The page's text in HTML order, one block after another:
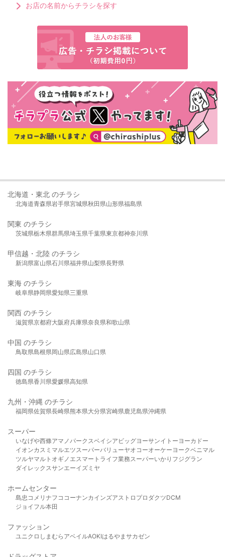
お店の名前からチラシを探す
北海道・東北 のチラシ
北海道青森県岩手県宮城県秋田県山形県福島県
関東 のチラシ
茨城県栃木県群馬県埼玉県千葉県東京都神奈川県
甲信越・北陸 のチラシ
新潟県富山県石川県福井県山梨県長野県
東海 のチラシ
岐阜県静岡県愛知県三重県
関西 のチラシ
滋賀県京都府大阪府兵庫県奈良県和歌山県
中国 のチラシ
鳥取県島根県岡山県広島県山口県
四国 のチラシ
徳島県香川県愛媛県高知県
九州・沖縄 のチラシ
福岡県佐賀県長崎県熊本県大分県宮崎県鹿児島県沖縄県
スーパー
いなげや西條アマノパークスベイシア ビッグヨーサンイトーヨーカドー
イオンカスミ マルエツスーパーバリューヤオコーオーケー ヨークベニマル
ツルヤマルト オギノ エスマート ライフ業務スーパーいかり フジグラン
ダイレックスサンエーイズミヤ
ホームセンター
島忠 コメリ ナフコ コーナンカインズアストロプロダクツDCM
ジョイフル本田
ファッション
ユニクロ しまむら アベイルAOKIはるやま サカゼン